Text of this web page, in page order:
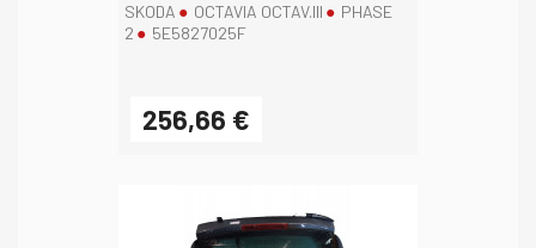
SKODA OCTAVIA OCTAV.III
PHASE
2
5E5827025F
256,66 €